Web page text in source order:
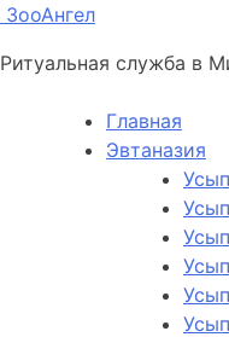
ЗооАнгел
Ритуальная служба в
Главная
Эвтаназия